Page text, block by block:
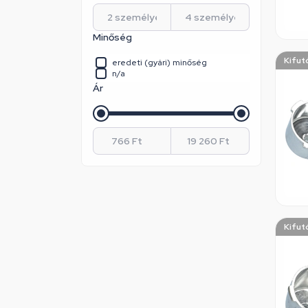
Minőség
eredeti (gyári) minőség
n/a
Ár